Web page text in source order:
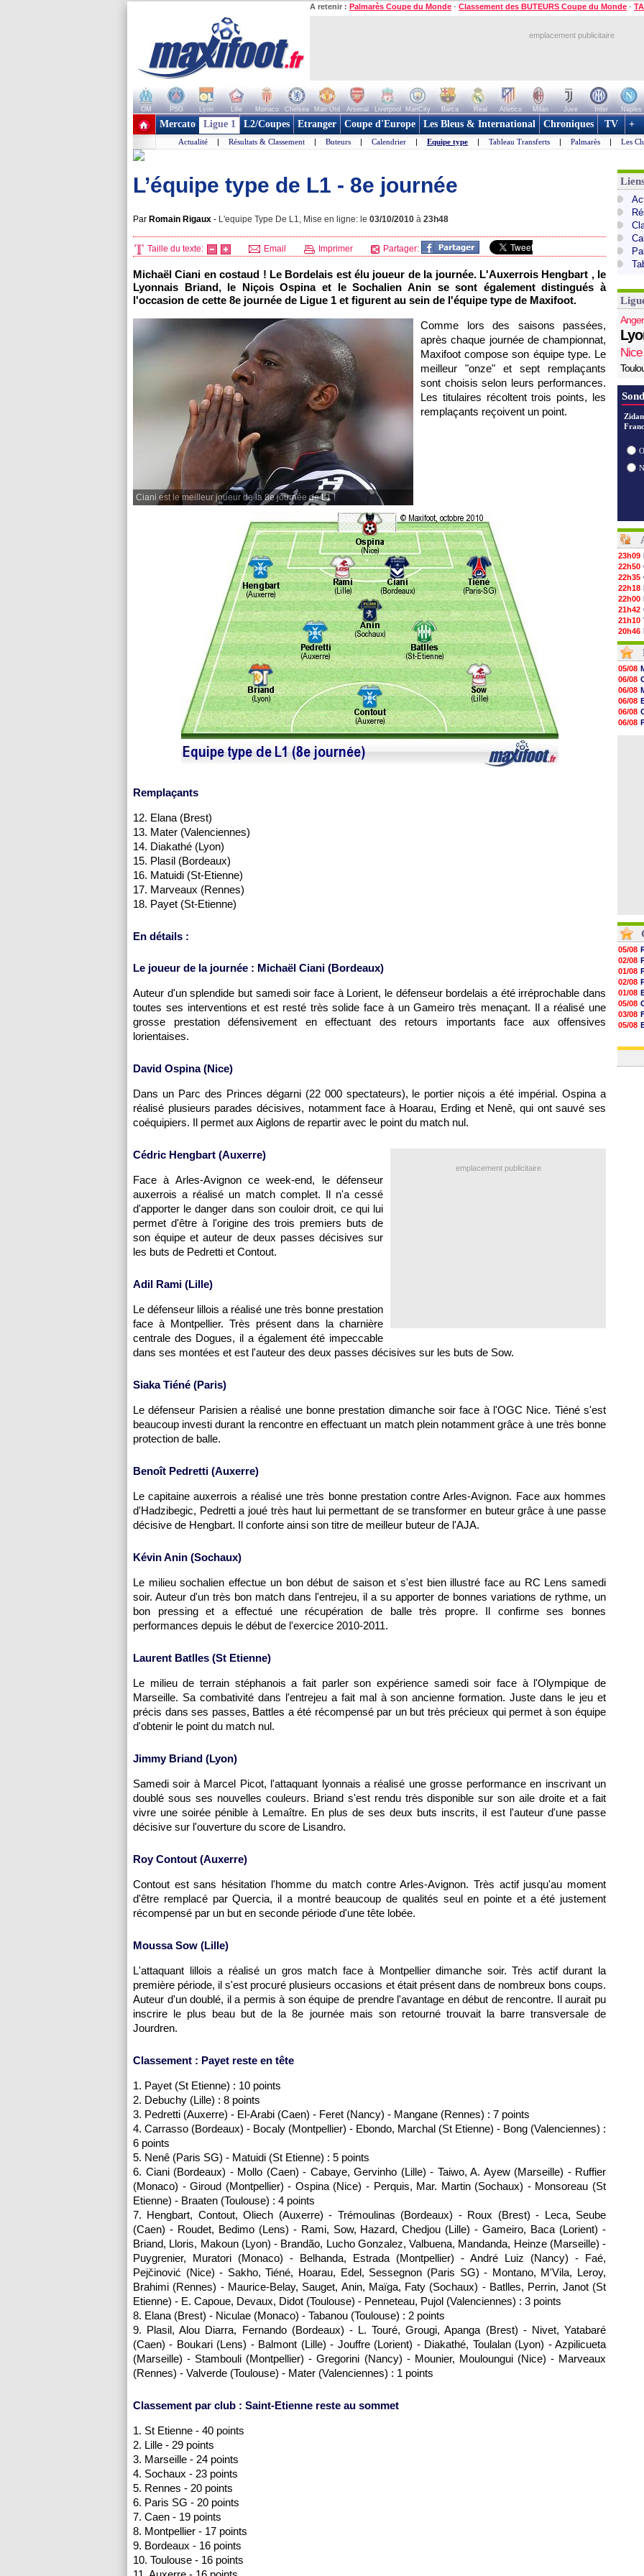
A retenir : Palmarès Coupe du Monde - Classement des BUTEURS Coupe du Monde -
emplacement publicitaire
OM PSG Lyon Lille Monaco Chelsea Man Utd Arsenal Liverpool ManCity Barca Real Atletico Milan Juve Inter Naples
+ de clubs
Mercato Ligue 1 L2/Coupes Etranger Coupe d'Europe Les Bleus & International Chroniques TV +
Actualité | Résultats & Classement | Buteurs | Calendrier | Equipe type | Tableau Transferts | Palmarès | Les
L’équipe type de L1 - 8e journée
Par Romain Rigaux - L'equipe Type De L1, Mise en ligne: le 03/10/2010 à 23h48
Taille du texte: Email Imprimer Partager:
Michaël Ciani en costaud ! Le Bordelais est élu joueur de la journée. L'Auxerrois Hengbart , le
Lyonnais Briand, le Niçois Ospina et le Sochalien Anin se sont également distingués à
l'occasion de cette 8e journée de Ligue 1 et figurent au sein de l'équipe type de Maxifoot.
Ciani est le meilleur joueur de la 8e journée de L1 !
Comme lors des saisons passées,
après chaque journée de championnat,
Maxifoot compose son équipe type. Le
meilleur "onze" et sept remplaçants
sont choisis selon leurs performances.
Les titulaires récoltent trois points, les
remplaçants reçoivent un point.
Remplaçants
12. Elana (Brest)
13. Mater (Valenciennes)
14. Diakathé (Lyon)
15. Plasil (Bordeaux)
16. Matuidi (St-Etienne)
17. Marveaux (Rennes)
18. Payet (St-Etienne)
En détails :
Le joueur de la journée : Michaël Ciani (Bordeaux)
Auteur d'un splendide but samedi soir face à Lorient, le défenseur bordelais a été irréprochable dans
toutes ses interventions et est resté très solide face à un Gameiro très menaçant. Il a réalisé une
grosse prestation défensivement en effectuant des retours importants face aux offensives
lorientaises.
David Ospina (Nice)
Dans un Parc des Princes dégarni (22 000 spectateurs), le portier niçois a été impérial. Ospina a
réalisé plusieurs parades décisives, notamment face à Hoarau, Erding et Nenê, qui ont sauvé ses
coéquipiers. Il permet aux Aiglons de repartir avec le point du match nul.
emplacement publicitaire
Cédric Hengbart (Auxerre)
Face à Arles-Avignon ce week-end, le défenseur
auxerrois a réalisé un match complet. Il n'a cessé
d'apporter le danger dans son couloir droit, ce qui lui
permet d'être à l'origine des trois premiers buts de
son équipe et auteur de deux passes décisives sur
les buts de Pedretti et Contout.
Adil Rami (Lille)
Le défenseur lillois a réalisé une très bonne prestation
face à Montpellier. Très présent dans la charnière
centrale des Dogues, il a également été impeccable
dans ses montées et est l'auteur des deux passes décisives sur les buts de Sow.
Siaka Tiéné (Paris)
Le défenseur Parisien a réalisé une bonne prestation dimanche soir face à l'OGC Nice. Tiéné s'est
beaucoup investi durant la rencontre en effectuant un match plein notamment grâce à une très bonne
protection de balle.
Benoît Pedretti (Auxerre)
Le capitaine auxerrois a réalisé une très bonne prestation contre Arles-Avignon. Face aux hommes
d'Hadzibegic, Pedretti a joué très haut lui permettant de se transformer en buteur grâce à une passe
décisive de Hengbart. Il conforte ainsi son titre de meilleur buteur de l'AJA.
Kévin Anin (Sochaux)
Le milieu sochalien effectue un bon début de saison et s'est bien illustré face au RC Lens samedi
soir. Auteur d'un très bon match dans l'entrejeu, il a su apporter de bonnes variations de rythme, un
bon pressing et a effectué une récupération de balle très propre. Il confirme ses bonnes
performances depuis le début de l'exercice 2010-2011.
Laurent Batlles (St Etienne)
Le milieu de terrain stéphanois a fait parler son expérience samedi soir face à l'Olympique de
Marseille. Sa combativité dans l'entrejeu a fait mal à son ancienne formation. Juste dans le jeu et
précis dans ses passes, Battles a été récompensé par un but très précieux qui permet à son équipe
d'obtenir le point du match nul.
Jimmy Briand (Lyon)
Samedi soir à Marcel Picot, l'attaquant lyonnais a réalisé une grosse performance en inscrivant un
doublé sous ses nouvelles couleurs. Briand s'est rendu très disponible sur son aile droite et a fait
vivre une soirée pénible à Lemaître. En plus de ses deux buts inscrits, il est l'auteur d'une passe
décisive sur l'ouverture du score de Lisandro.
Roy Contout (Auxerre)
Contout est sans hésitation l'homme du match contre Arles-Avignon. Très actif jusqu'au moment
d'être remplacé par Quercia, il a montré beaucoup de qualités seul en pointe et a été justement
récompensé par un but en seconde période d'une tête lobée.
Moussa Sow (Lille)
L'attaquant lillois a réalisé un gros match face à Montpellierdimanche soir. Très actif durant la
première période, il s'est procuré plusieurs occasions et était présent dans de nombreux bons coups.
Auteur d'un doublé, il a permis à son équipe de prendre l'avantage en début de rencontre. Il aurait pu
inscrire le plus beau but de la 8e journée mais son retourné trouvait la barre transversale de
Jourdren.
Classement : Payet reste en tête
1. Payet (St Etienne) : 10 points
2. Debuchy (Lille) : 8 points
3. Pedretti (Auxerre) - El-Arabi (Caen) - Feret (Nancy) - Mangane (Rennes) : 7 points
4. Carrasso (Bordeaux) - Bocaly (Montpellier) - Ebondo, Marchal (St Etienne) - Bong (Valenciennes) :
6 points
5. Nenê (Paris SG) - Matuidi (St Etienne) : 5 points
6. Ciani (Bordeaux) - Mollo (Caen) - Cabaye, Gervinho (Lille) - Taiwo, A. Ayew (Marseille) - Ruffier
(Monaco) - Giroud (Montpellier) - Ospina (Nice) - Perquis, Mar. Martin (Sochaux) - Monsoreau (St
Etienne) - Braaten (Toulouse) : 4 points
7. Hengbart, Contout, Oliech (Auxerre) - Trémoulinas (Bordeaux) - Roux (Brest) - Leca, Seube
(Caen) - Roudet, Bedimo (Lens) - Rami, Sow, Hazard, Chedjou (Lille) - Gameiro, Baca (Lorient) -
Briand, Lloris, Makoun (Lyon) - Brandão, Lucho Gonzalez, Valbuena, Mandanda, Heinze (Marseille) -
Puygrenier, Muratori (Monaco) - Belhanda, Estrada (Montpellier) - André Luiz (Nancy) - Faé,
Pejčinović (Nice) - Sakho, Tiéné, Hoarau, Edel, Sessegnon (Paris SG) - Montano, M'Vila, Leroy,
Brahimi (Rennes) - Maurice-Belay, Sauget, Anin, Maïga, Faty (Sochaux) - Batlles, Perrin, Janot (St
Etienne) - E. Capoue, Devaux, Didot (Toulouse) - Penneteau, Pujol (Valenciennes) : 3 points
8. Elana (Brest) - Niculae (Monaco) - Tabanou (Toulouse) : 2 points
9. Plasil, Alou Diarra, Fernando (Bordeaux) - L. Touré, Grougi, Apanga (Brest) - Nivet, Yatabaré
(Caen) - Boukari (Lens) - Balmont (Lille) - Jouffre (Lorient) - Diakathé, Toulalan (Lyon) - Azpilicueta
(Marseille) - Stambouli (Montpellier) - Gregorini (Nancy) - Mounier, Mouloungui (Nice) - Marveaux
(Rennes) - Valverde (Toulouse) - Mater (Valenciennes) : 1 points
Classement par club : Saint-Etienne reste au sommet
1. St Etienne - 40 points
2. Lille - 29 points
3. Marseille - 24 points
4. Sochaux - 23 points
5. Rennes - 20 points
6. Paris SG - 20 points
7. Caen - 19 points
8. Montpellier - 17 points
9. Bordeaux - 16 points
10. Toulouse - 16 points
Nice
23h09
22h50
22h35
22h18
22h00
21h42
21h10
20h46
20h30
20h01
19h18
19h09
18h48
18h37
18h29
17h58
17h46
05/08
06/08
06/08
06/08
06/08
06/08
05/08
02/08
01/08
02/08
01/08
05/08
03/08
05/08
03/08